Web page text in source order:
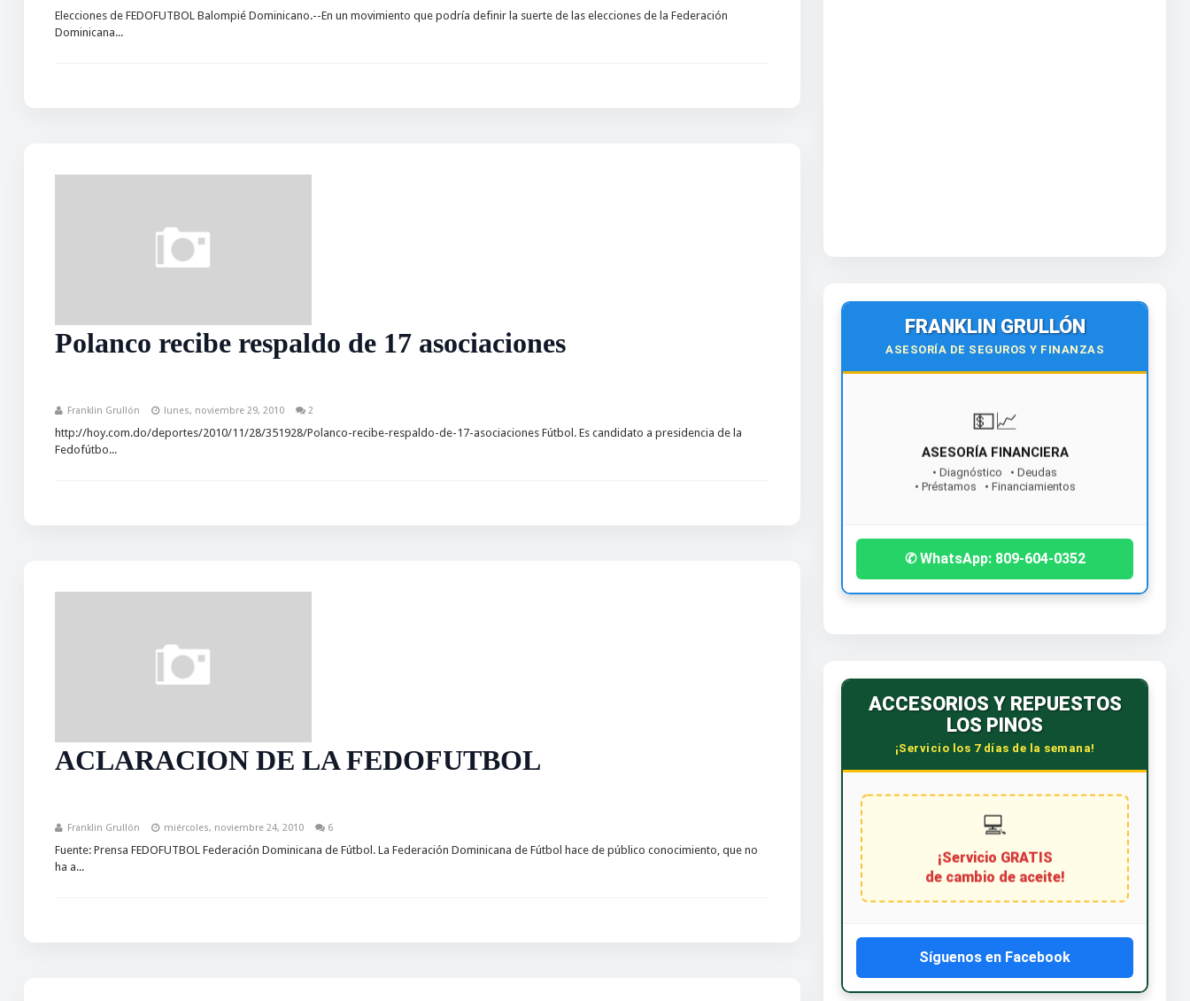
Elecciones de FEDOFUTBOL Balompié Dominicano.--En un movimiento que podría definir la suerte de las elecciones de la Federación
Dominicana...
Polanco recibe respaldo de 17 asociaciones
Franklin Grullón lunes, noviembre 29, 2010 2
http://hoy.com.do/deportes/2010/11/28/351928/Polanco-recibe-respaldo-de-17-asociaciones Fútbol. Es candidato a presidencia de la
Fedofútbo...
ACLARACION DE LA FEDOFUTBOL
Franklin Grullón miércoles, noviembre 24, 2010 6
Fuente: Prensa FEDOFUTBOL Federación Dominicana de Fútbol. La Federación Dominicana de Fútbol hace de público conocimiento, que no
ha a...
FRANKLIN GRULLÓN
ASESORÍA DE SEGUROS Y FINANZAS
💵📈
ASESORÍA FINANCIERA
• Diagnóstico • Deudas
• Préstamos • Financiamientos
¡Contáctanos hoy!
✆ WhatsApp: 809-604-0352
ACCESORIOS Y REPUESTOS
LOS PINOS
¡Servicio los 7 días de la semana!
💻
¡Servicio GRATIS
de cambio de aceite!
Síguenos en Facebook